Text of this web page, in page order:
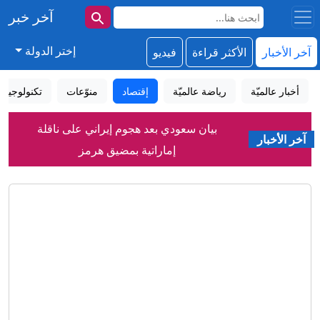
آخر خبر
آخر الأخبار الأكثر قراءة فيديو إختر الدولة
أخبار عالميّة رياضة عالميّة إقتصاد منوّعات تكنولوجيا
آخر الأخبار
بيان سعودي بعد هجوم إيراني على ناقلة
إماراتية بمضيق هرمز
تنديد عربي باستهداف ناقلة إماراتية بهرمز